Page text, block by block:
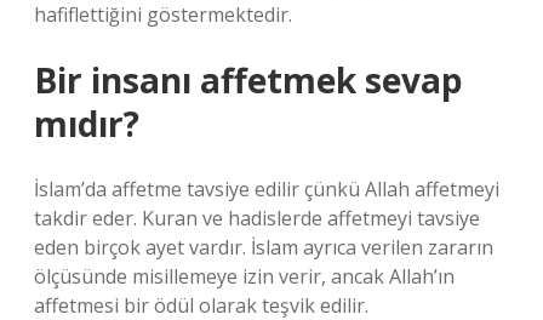
hafiflettiğini göstermektedir.
Bir insanı affetmek sevap
mıdır?
İslam’da affetme tavsiye edilir çünkü Allah affetmeyi
takdir eder. Kuran ve hadislerde affetmeyi tavsiye
eden birçok ayet vardır. İslam ayrıca verilen zararın
ölçüsünde misillemeye izin verir, ancak Allah’ın
affetmesi bir ödül olarak teşvik edilir.